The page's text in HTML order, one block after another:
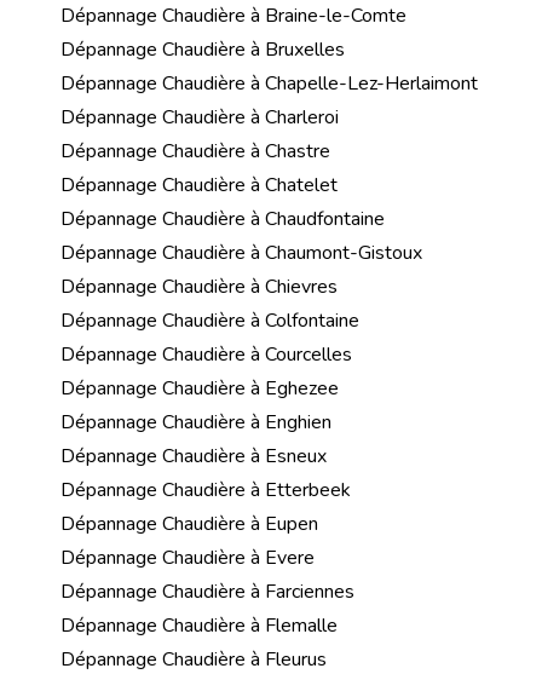
Dépannage Chaudière à Braine-le-Comte
Dépannage Chaudière à Bruxelles
Dépannage Chaudière à Chapelle-Lez-Herlaimont
Dépannage Chaudière à Charleroi
Dépannage Chaudière à Chastre
Dépannage Chaudière à Chatelet
Dépannage Chaudière à Chaudfontaine
Dépannage Chaudière à Chaumont-Gistoux
Dépannage Chaudière à Chievres
Dépannage Chaudière à Colfontaine
Dépannage Chaudière à Courcelles
Dépannage Chaudière à Eghezee
Dépannage Chaudière à Enghien
Dépannage Chaudière à Esneux
Dépannage Chaudière à Etterbeek
Dépannage Chaudière à Eupen
Dépannage Chaudière à Evere
Dépannage Chaudière à Farciennes
Dépannage Chaudière à Flemalle
Dépannage Chaudière à Fleurus